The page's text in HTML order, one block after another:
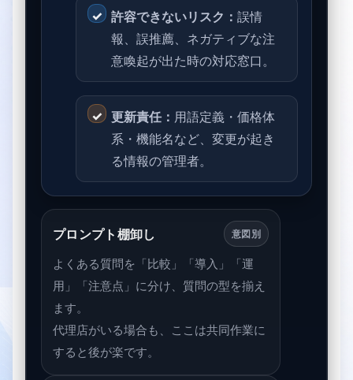
許容できないリスク：誤情
報、誤推薦、ネガティブな注
意喚起が出た時の対応窓口。
更新責任： 用語定義・価格体
系・機能名など、変更が起き
る情報の管理者。
プロンプト棚卸し 意図別
よくある質問を「比較」「導入」「運
用」「注意点」に分け、質問の型を揃え
ます。
代理店がいる場合も、ここは共同作業に
すると後が楽です。